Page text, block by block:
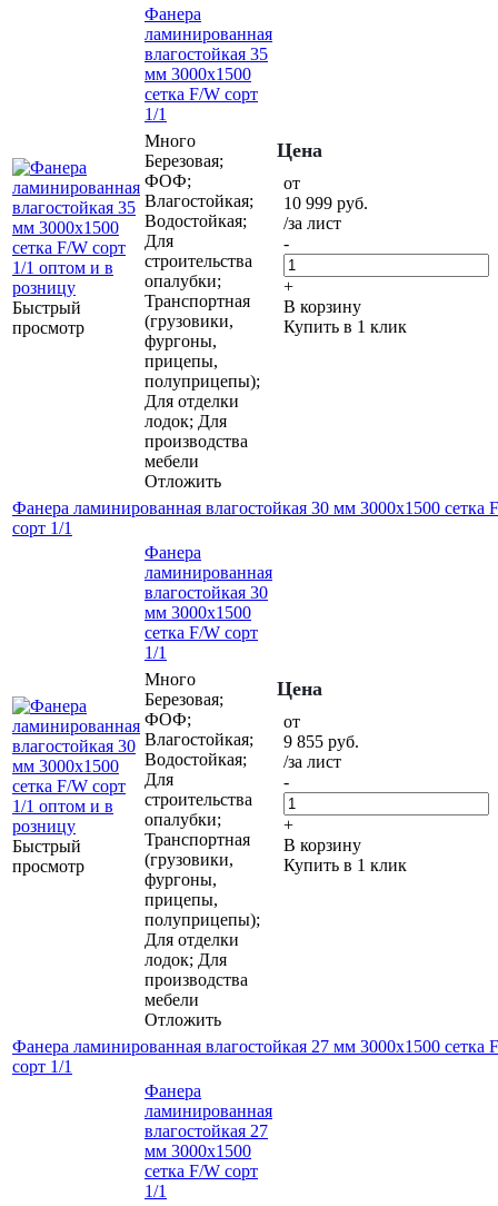
Быстрый
просмотр
Фанера
ламинированная
влагостойкая 35
мм 3000х1500
сетка F/W сорт
1/1
Много
Березовая;
ФОФ;
Влагостойкая;
Водостойкая;
Для
строительства
опалубки;
Транспортная
(грузовики,
фургоны,
прицепы,
полуприцепы);
Для отделки
лодок; Для
производства
мебели
Отложить
Цена
от
10 999 руб.
/за лист
-
+
В корзину
Купить в 1 клик
Фанера ламинированная влагостойкая 30 мм 3000х1500 сетка
сорт 1/1
Быстрый
просмотр
Фанера
ламинированная
влагостойкая 30
мм 3000х1500
сетка F/W сорт
1/1
Много
Березовая;
ФОФ;
Влагостойкая;
Водостойкая;
Для
строительства
опалубки;
Транспортная
(грузовики,
фургоны,
прицепы,
полуприцепы);
Для отделки
лодок; Для
производства
мебели
Отложить
Цена
от
9 855 руб.
/за лист
-
+
В корзину
Купить в 1 клик
Фанера ламинированная влагостойкая 27 мм 3000х1500 сетка
сорт 1/1
Фанера
ламинированная
влагостойкая 27
мм 3000х1500
сетка F/W сорт
1/1